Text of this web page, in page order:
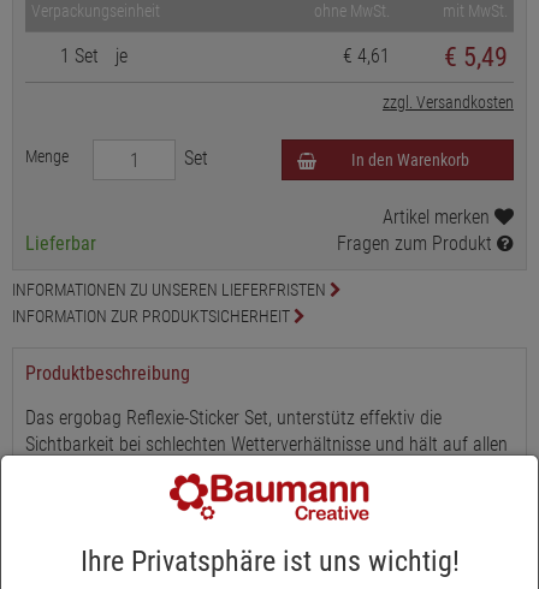
Verpackungseinheit ohne MwSt. mit MwSt.
1 Set je € 4,61 € 5,49
zzgl. Versandkosten
Menge Set In den Warenkorb
Lieferbar
Artikel merken
Fragen zum Produkt
INFORMATIONEN ZU UNSEREN LIEFERFRISTEN
INFORMATION ZUR PRODUKTSICHERHEIT
Produktbeschreibung
Das ergobag Reflexie-Sticker Set, unterstütz effektiv die
Sichtbarkeit bei schlechten Wetterverhältnisse und hält auf allen
ergobag-Produkten. Sobald die Motive angestrahlt werden,
reflektieren diese, und die Sicherheit, vor allem im Straßenkehr
bei schlechten Lichtverhältnissen, ist deutlich erhöht. Bitte
beachten Sie, dass die Sticker nicht verdeckt werden und von
allen Seiten sichtbar sind. Die mehrteilige Reflexie-Sticker-Sets
Ihre Privatsphäre ist uns wichtig!